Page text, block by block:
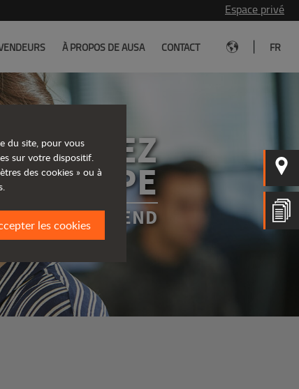
Espace privé
À PROPOS DE AUSA CONTACT FR
ÉQUIPE
VOUS ATTEND
du site, pour vous
sur votre dispositif.
des cookies » ou à
les cookies